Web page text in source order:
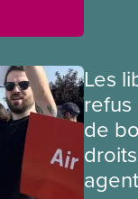
Les
refus
de